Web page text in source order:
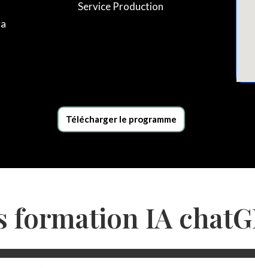
Service Production
Télécharger le programme
formation IA